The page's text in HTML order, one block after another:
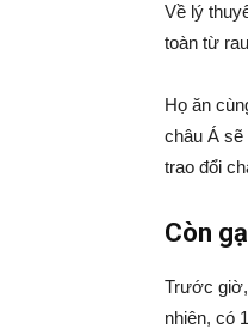
Về lý
toàn từ
Họ ăn
châu Á sẽ
trao đổi
Còn
Trước giờ,
nhiên, có